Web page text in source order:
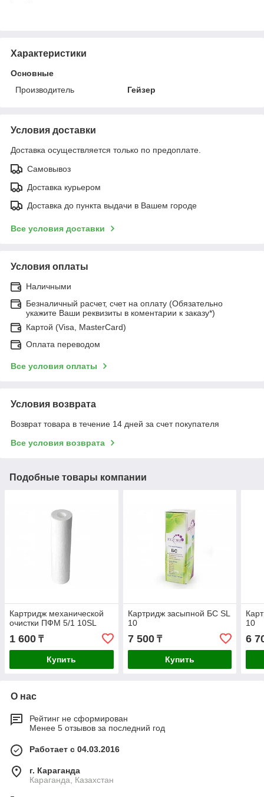
Характеристики
Основные
Производитель
Гейзер
Условия доставки
Доставка осуществляется только по предоплате.
Самовывоз
Доставка курьером
Доставка до пункта выдачи в Вашем городе
Все условия доставки
Условия оплаты
Наличными
Безналичный расчет, счет на оплату (Обязательно
укажите Ваши реквизиты в коментарии к заказу*)
Картой (Visa, MasterCard)
Оплата переводом
Все условия оплаты
Условия возврата
Возврат товара в течение 14 дней за счет покупателя
Все условия возврата
Подобные товары компании
Картридж механической
очистки ПФМ 5/1 10SL
1 600 ₸
Купить
Картридж засыпной БС SL
10
7 500₸
Купить
10
6
О нас
Рейтинг не сформирован
Менее 5 отзывов за последний год
Работает с 04.03.2016
г. Караганда
Караганда, Казахстан